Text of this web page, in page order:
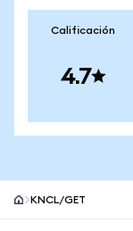
Calificación
4.7
KNCL/GET